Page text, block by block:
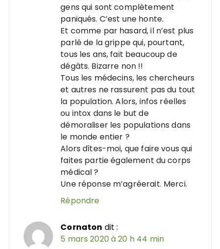
gens qui sont complètement
paniqués. C’est une honte.
Et comme par hasard, il n’est plus
parlé de la grippe qui, pourtant,
tous les ans, fait beaucoup de
dégâts. Bizarre non !!
Tous les médecins, les chercheurs
et autres ne rassurent pas du tout
la population. Alors, infos réelles
ou intox dans le but de
démoraliser les populations dans
le monde entier ?
Alors dîtes-moi, que faire vous qui
faites partie également du corps
médical ?
Une réponse m’agréerait. Merci.
Répondre
Cornaton dit :
5 mars 2020 à 20 h 44 min